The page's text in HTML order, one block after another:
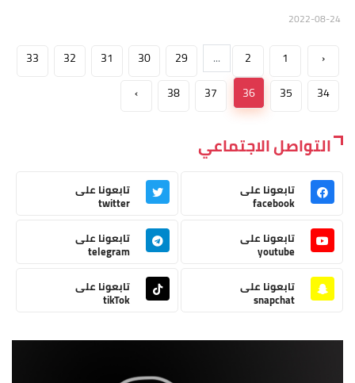
‹
1
2
...
29
30
31
32
33
34
35
36
37
38
›
التواصل الاجتماعي
تابعونا على
facebook
تابعونا على
twitter
تابعونا على
youtube
تابعونا على
telegram
تابعونا على
snapchat
تابعونا على
tikTok